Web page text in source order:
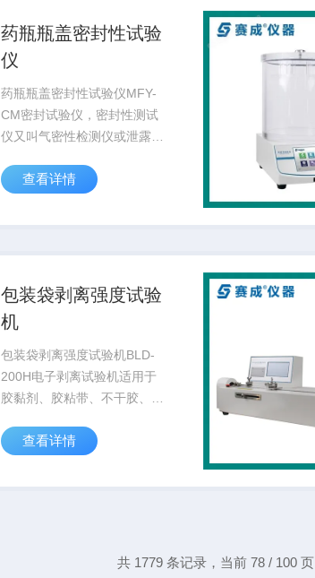
药瓶瓶盖密封性试验
仪
药瓶瓶盖密封性试验仪MFY-
CM密封试验仪，密封性测试
仪又叫气密性检测仪或泄露性
封试验，通过试验可以有效地
艺及密封性能，是食品、塑料
查看详情
包装袋剥离强度试验
机
包装袋剥离强度试验机BLD-
200H电子剥离试验机适用于
胶黏剂、胶粘带、不干胶、复
膜、纸张、电子载带等相关产
测试。通过材料的剥离试验，
查看详情
共 1779 条记录，当前 78 / 100 页